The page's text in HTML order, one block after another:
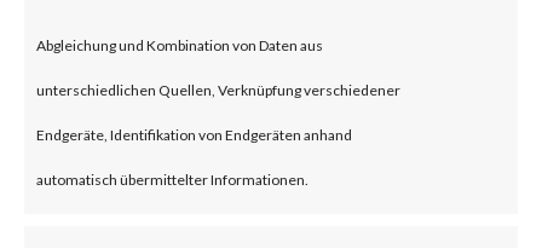
Abgleichung und Kombination von Daten aus
unterschiedlichen Quellen, Verknüpfung verschiedener
Endgeräte, Identifikation von Endgeräten anhand
automatisch übermittelter Informationen.
malware families have
reportedly been deployed.
FortiGuard Labs strongly
recommends all users of